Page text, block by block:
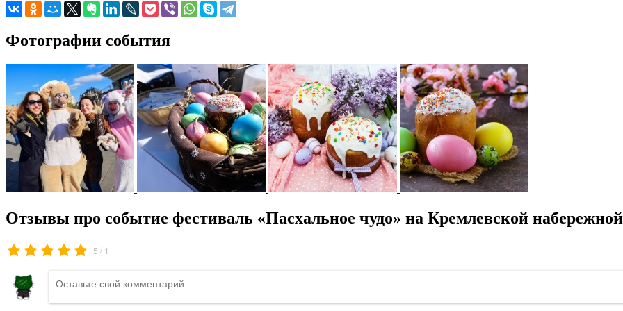
Фотографии события
Отзывы про событие фестиваль «Пасхальное чудо» на Кремлевской
5 / 1